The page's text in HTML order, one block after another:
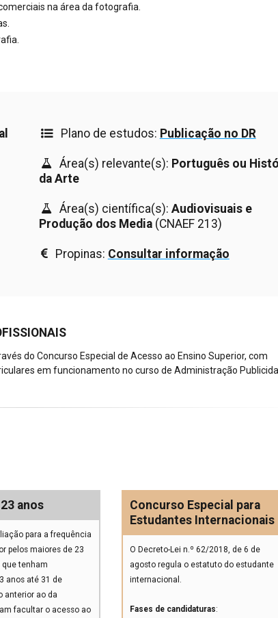
na área da fotografia.
Plano de estudos: Publicação no DR
Área(s) relevante(s): Português ou
da Arte
Área(s) científica(s): Audiovisuais e
Produção dos Media (CNAEF 213)
Propinas: Consultar informação
do Concurso Especial de Acesso ao Ensino Superior, com
em funcionamento no curso de Administração
anos
para a frequência
pelos maiores de 23
que tenham
anos até 31 de
anterior ao da
facultar o acesso ao
Concurso Especial para
Estudantes Internacionais
O Decreto-Lei n.º 62/2018, de 6 de
agosto regula o estatuto do estudante
internacional.
Fases de candidaturas: